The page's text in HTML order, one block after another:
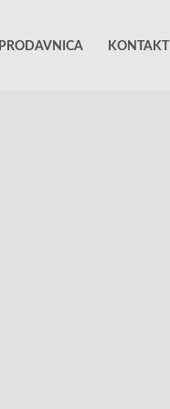
PRODAVNICA KONTAKT